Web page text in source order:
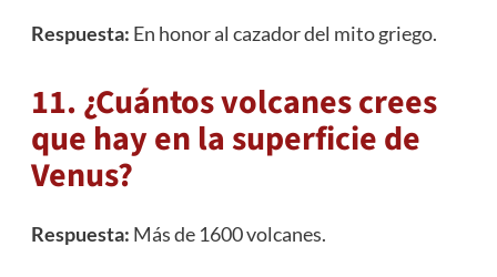
Respuesta: En honor al cazador del mito griego.
11. ¿Cuántos volcanes crees
que hay en la superficie de
Venus?
Respuesta: Más de 1600 volcanes.